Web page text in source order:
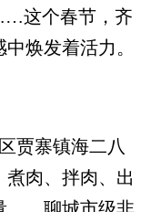
这个春节，齐
焕发着活力。
贾寨镇海二八
肉、拌肉、出